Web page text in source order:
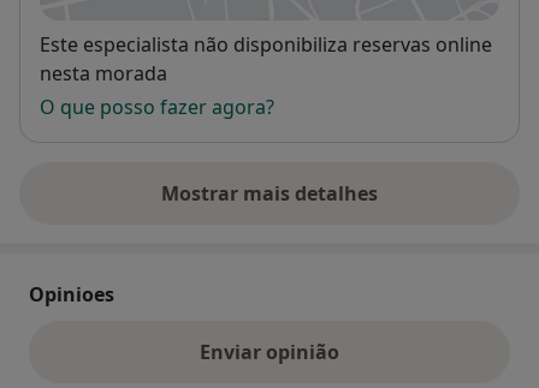
Disponibilidade
Este especialista não disponibiliza reservas online
nesta morada
O que posso fazer agora?
Mostrar mais detalhes
sobre o endereço
Opinioes
Enviar opinião